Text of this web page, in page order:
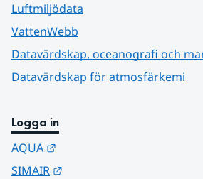
Luftmiljödata
VattenWebb
Datavärdskap, oceanografi och
Datavärdskap för atmosfärkemi
Logga in
AQUA
SIMAIR